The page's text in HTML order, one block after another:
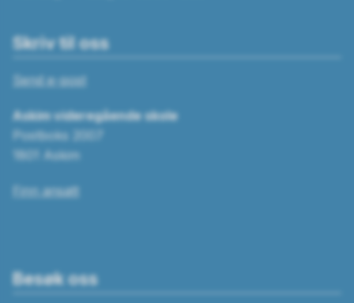
Skriv til oss
Send e-post
Askim videregående skole
Postboks 2007
1801 Askim
Finn ansatt
Besøk oss